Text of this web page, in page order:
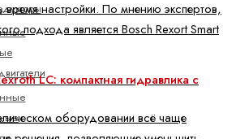
настройки. По мнению экспертов,
подхода является Bosch Rexort Smart
LC: компактная гидравлика с
оборудовании всё чаще